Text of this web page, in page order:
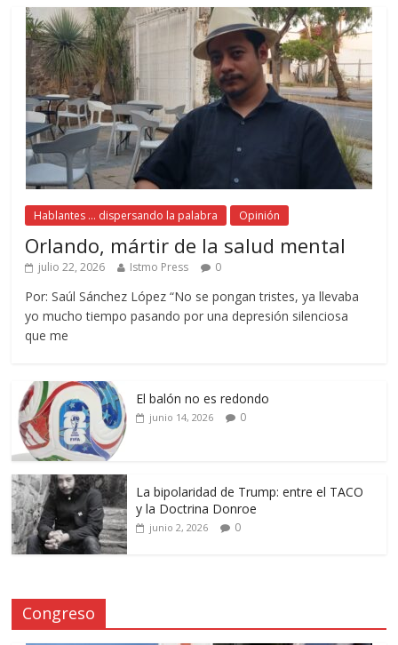
Hablantes ... dispersando la palabra Opinión
Orlando, mártir de la salud mental
julio 22, 2026 Istmo Press 0
Por: Saúl Sánchez López “No se pongan tristes, ya llevaba
yo mucho tiempo pasando por una depresión silenciosa
que me
El balón no es redondo
junio 14, 2026 0
La bipolaridad de Trump: entre el TACO
y la Doctrina Donroe
junio 2, 2026 0
Congreso